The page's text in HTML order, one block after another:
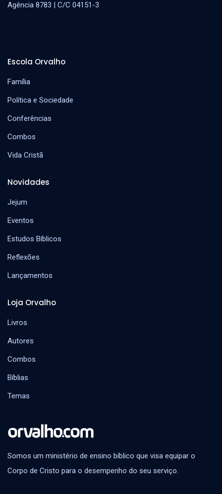
Somos um ministério de ensino bíblico que visa equipar o
Corpo de Cristo para o desempenho do seu serviço.
Loja Orvalho
Livros
Autores
Combos
Bíblias
Temas
Novidades
Jejum
Eventos
Estudos Bíblicos
Reflexões
Lançamentos
Escola Orvalho
Família
Política e Sociedade
Conferências
Combos
Vida Cristã
Agência 8783 | C/C 04151-3